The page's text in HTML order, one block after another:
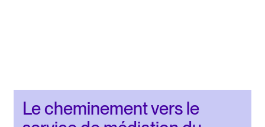
Le cheminement vers le